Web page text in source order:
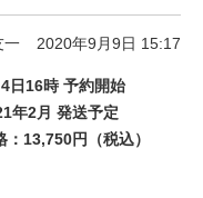
一 2020年9月9日 15:17
日16時 予約開始
年2月 発送予定
：13,750円（税込）